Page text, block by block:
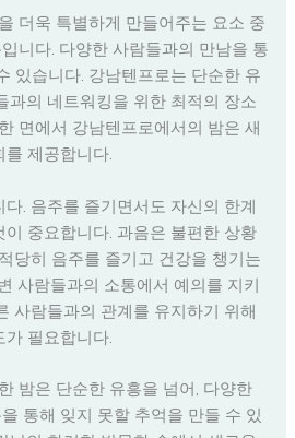
더욱 특별하게 만들어주는 요소 중
니다. 다양한 사람들과의 만남을 통
있습니다. 강남텐프로는 단순한 유
과의 네트워킹을 위한 최적의 장소
면에서 강남텐프로에서의 밤은 새
제공합니다.
. 음주를 즐기면서도 자신의 한계
중요합니다. 과음은 불편한 상황
당히 음주를 즐기고 건강을 챙기는
사람들과의 소통에서 예의를 지키
사람들과의 관계를 유지하기 위해
필요합니다.
밤은 단순한 유흥을 넘어, 다양한
통해 잊지 못할 추억을 만들 수 있